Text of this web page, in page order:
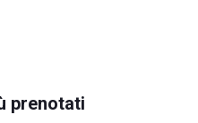
prenotati